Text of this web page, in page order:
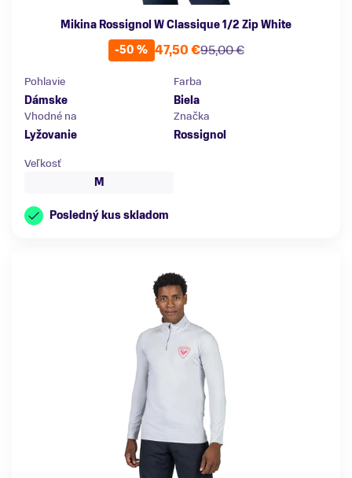
Mikina Rossignol W Classique 1/2 Zip White
-50 %
95,00 €
47,50 €
Pohlavie
Dámske
Farba
Biela
Vhodné na
Lyžovanie
Značka
Rossignol
Veľkosť
M
Posledný kus skladom